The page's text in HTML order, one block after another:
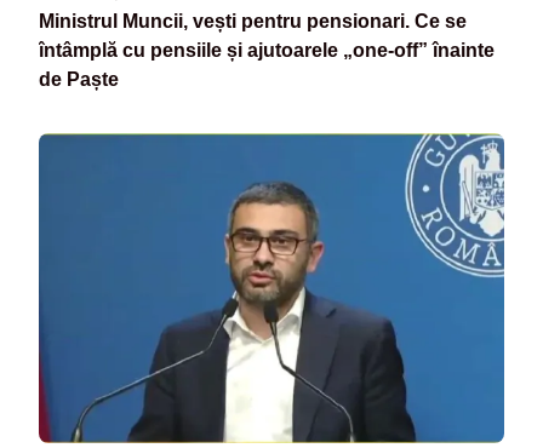
Ministrul Muncii, vești pentru pensionari. Ce se
întâmplă cu pensiile și ajutoarele „one-off” înainte
de Paște